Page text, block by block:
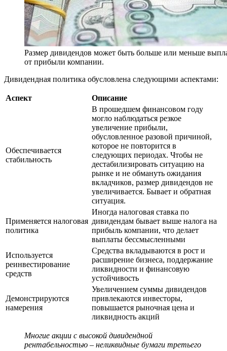
Размер дивидендов может быть больше или меньше
от прибыли компании.
Дивидендная политика обусловлена следующими аспектами:
Аспект Описание
Обеспечивается
стабильность
В прошедшем финансовом году
могло наблюдаться резкое
увеличение прибыли,
обусловленное разовой причиной,
которое не повторится в
следующих периодах. Чтобы не
дестабилизировать ситуацию на
рынке и не обмануть ожидания
вкладчиков, размер дивидендов не
увеличивается. Бывает и обратная
ситуация.
Применяется налоговая
политика
Иногда налоговая ставка по
дивидендам бывает выше налога на
прибыль компании, что делает
выплаты бессмысленными
Используется
реинвестирование
средств
Средства вкладываются в рост и
расширение бизнеса, поддержание
ликвидности и финансовую
устойчивость
Демонстрируются
намерения
Увеличением суммы дивидендов
привлекаются инвесторы,
повышается рыночная цена и
ликвидность акций
Многие акции с высокой дивидендной
рентабельностью – неликвидные бумаги третьего